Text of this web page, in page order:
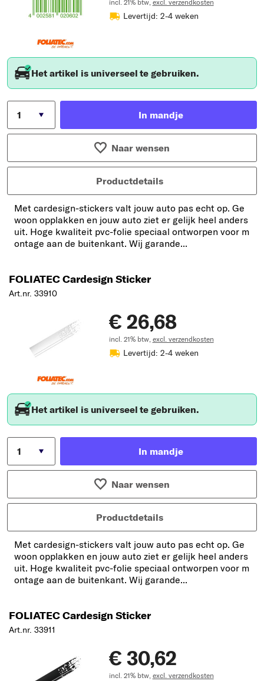
incl. 21% btw, excl. verzendkosten
Levertijd: 2-4 weken
Het artikel is universeel te gebruiken.
In mandje
Naar wensen
Productdetails
Met cardesign-stickers valt jouw auto pas echt op. Ge
woon opplakken en jouw auto ziet er gelijk heel anders
uit. Hoge kwaliteit pvc-folie speciaal ontworpen voor m
ontage aan de buitenkant. Wij garande...
FOLIATEC Cardesign Sticker
Art.nr. 33910
€ 26,68
incl. 21% btw, excl. verzendkosten
Levertijd: 2-4 weken
Het artikel is universeel te gebruiken.
In mandje
Naar wensen
Productdetails
Met cardesign-stickers valt jouw auto pas echt op. Ge
woon opplakken en jouw auto ziet er gelijk heel anders
uit. Hoge kwaliteit pvc-folie speciaal ontworpen voor m
ontage aan de buitenkant. Wij garande...
FOLIATEC Cardesign Sticker
Art.nr. 33911
€ 30,62
incl. 21% btw, excl. verzendkosten